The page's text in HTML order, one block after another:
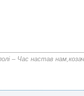
– Час настав